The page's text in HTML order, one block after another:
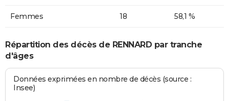
Femmes 18 58,1 %
Répartition des décès de RENNARD par tranche
d'âges
Données exprimées en nombre de décès (source :
Insee)